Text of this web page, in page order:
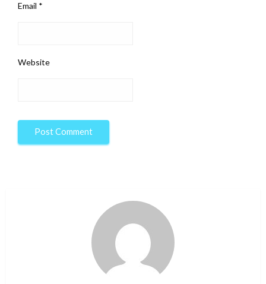
Email *
Website